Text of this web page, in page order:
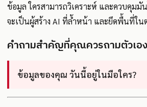
ข้อมูล ใครสามารถวิเคราะห์ และควบคุมมั
จะเป็นผู้สร้าง AI ที่ล้ำหน้า และยึดพื้นที่ใน
คำถามสำคัญที่คุณควรถามตัวเอง
ข้อมูลของคุณ วันนี้อยู่ในมือใคร?